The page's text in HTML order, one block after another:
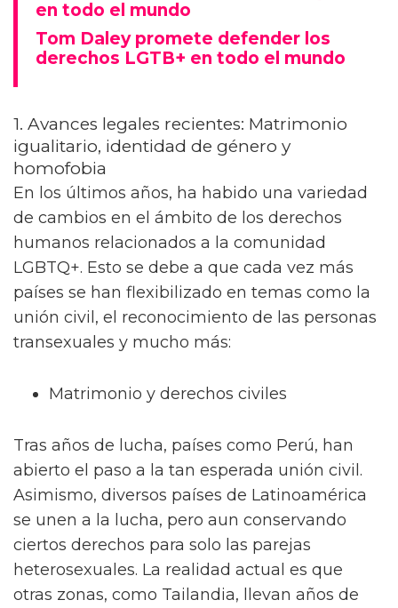
en todo el mundo
Tom Daley promete defender los
derechos LGTB+ en todo el mundo
1. Avances legales recientes: Matrimonio
igualitario, identidad de género y
homofobia
En los últimos años, ha habido una variedad
de cambios en el ámbito de los derechos
humanos relacionados a la comunidad
LGBTQ+. Esto se debe a que cada vez más
países se han flexibilizado en temas como la
unión civil, el reconocimiento de las personas
transexuales y mucho más:
Matrimonio y derechos civiles
Tras años de lucha, países como Perú, han
abierto el paso a la tan esperada unión civil.
Asimismo, diversos países de Latinoamérica
se unen a la lucha, pero aun conservando
ciertos derechos para solo las parejas
heterosexuales. La realidad actual es que
otras zonas, como Tailandia, llevan años de